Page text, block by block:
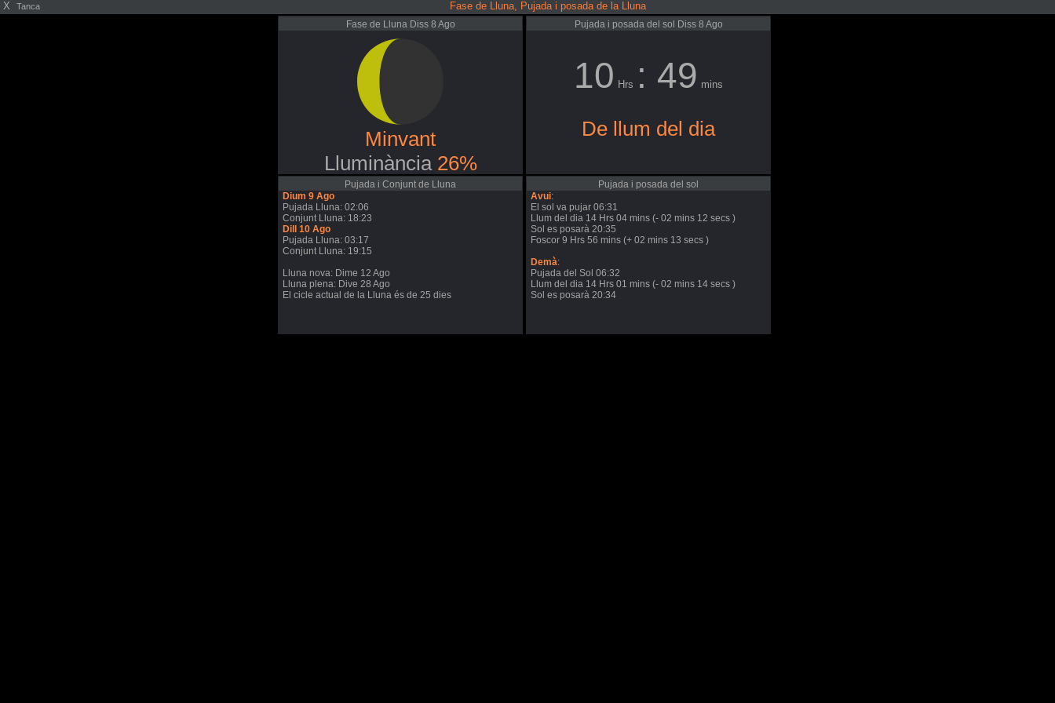
X Tanca Fase de Lluna, Pujada i posada de la Lluna
Fase de Lluna Diss 8 Ago
Minvant
Lluminància 26%
Pujada i posada del sol Diss 8 Ago
10 Hrs : 49 mins
De llum del dia
Pujada i Conjunt de Lluna
Dium 9 Ago
Pujada Lluna: 02:06
Conjunt Lluna: 18:23
Dill 10 Ago
Pujada Lluna: 03:17
Conjunt Lluna: 19:15
Lluna nova: Dime 12 Ago
Lluna plena: Dive 28 Ago
El cicle actual de la Lluna és de 25 dies
Pujada i posada del sol
Avui:
El sol va pujar 06:31
Llum del dia 14 Hrs 04 mins (- 02 mins 12 secs )
Sol es posarà 20:35
Foscor 9 Hrs 56 mins (+ 02 mins 13 secs )
Demà:
Pujada del Sol 06:32
Llum del dia 14 Hrs 01 mins (- 02 mins 14 secs )
Sol es posarà 20:34